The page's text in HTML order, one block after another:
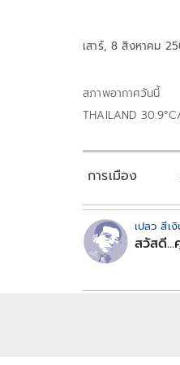
เสาร์, 8 สิงหาคม
สภาพอากาศวันนี้
THAILAND
การเมือง
เปลว สีเ
สวัสดี